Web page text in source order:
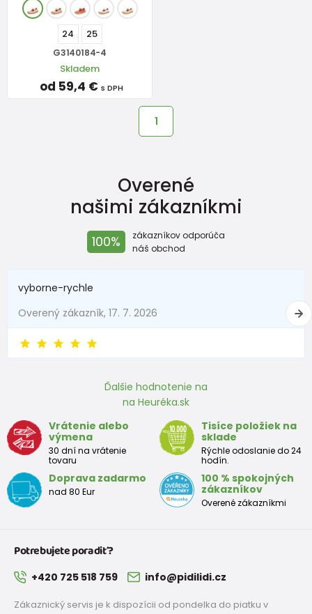
24 25
G3140184-4
Skladem
od 59,4 € s DPH
1
Overené
našimi zákazníkmi
100%
zákazníkov odporúča
náš obchod
vyborne-rychle
Overený zákazník, 17. 7. 2026
Ďalšie hodnotenie na
na Heuréka.sk
Vrátenie alebo
výmena
30 dní na vrátenie
tovaru
Tisíce položiek na
sklade
Rýchle odoslanie do 24
hodín.
Doprava zadarmo
nad 80 Eur
100 % spokojných
zákazníkov
Overené zákazníkmi
Potrebujete poradiť?
+420 725 518 759 info@pidilidi.cz
Zákaznický servis je k dispozícii od pondelka do piatku v